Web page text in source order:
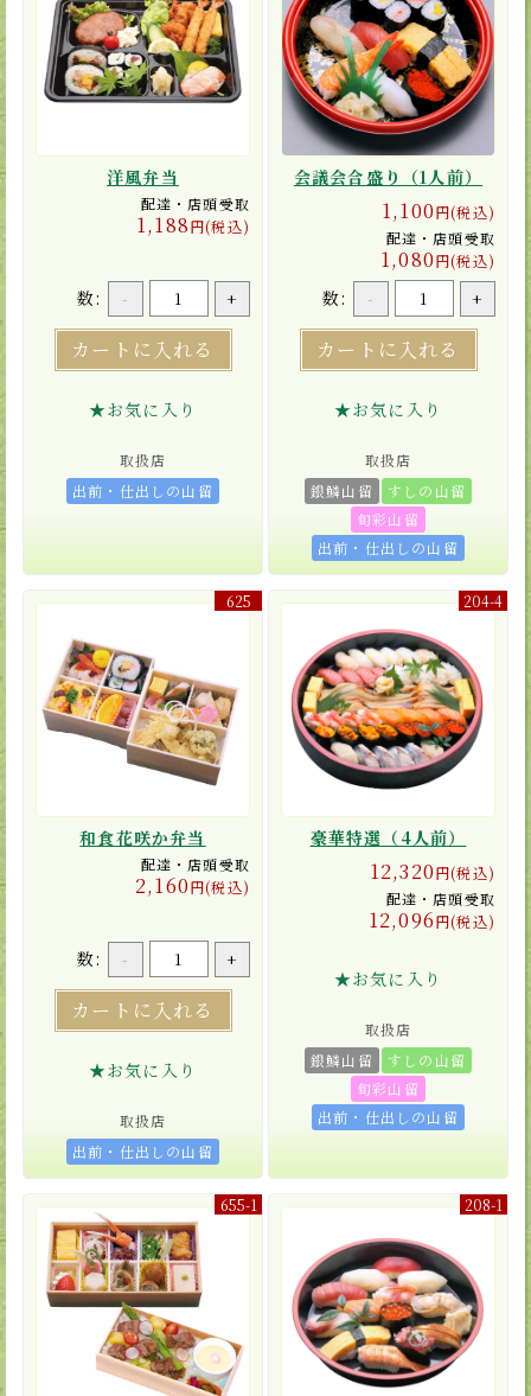
洋風弁当
配達・店頭受取
1,188円(税込)
数: - +
カートに入れる
★お気に入り
取扱店
出前・仕出しの山留
会議会合盛り（1人前）
1,100円(税込)
配達・店頭受取
1,080円(税込)
数: - +
カートに入れる
★お気に入り
取扱店
銀鱗山留
すしの山留
旬彩山留
出前・仕出しの山留
625
和食花咲か弁当
配達・店頭受取
2,160円(税込)
数: - +
カートに入れる
★お気に入り
取扱店
出前・仕出しの山留
204-4
豪華特選（4人前）
12,320円(税込)
配達・店頭受取
12,096円(税込)
★お気に入り
取扱店
銀鱗山留
すしの山留
旬彩山留
出前・仕出しの山留
655-1 208-1